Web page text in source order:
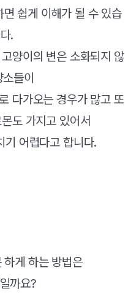
쉽게 이해가 될 수 있습
.
양이의 변은 소화되지 않
들이
다가오는 경우가 많고 또
도 가지고 있어서
기 어렵다고 합니다.
하게 하는 방법은
까요?